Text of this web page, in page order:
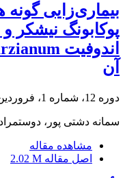
بیماری‌زایی گونه
پوکابونگ نیشکر و
آن
دوره 12، شماره 1، فروردین 1402، صفحه
سمانه دشتی پور،
مشاهده مقاله
اصل مقاله 2.02 M